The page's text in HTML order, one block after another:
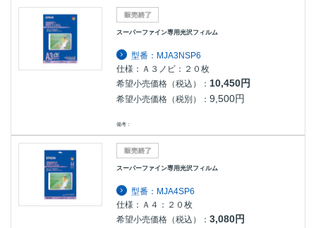
スーパーファイン専用光沢フィルム
型番：MJA3NSP6
仕様：Ａ３ノビ：２０枚
希望小売価格（税込）： 10,450円
希望小売価格（税別）： 9,500円
備考：
スーパーファイン専用光沢フィルム
型番：MJA4SP6
仕様：Ａ４：２０枚
希望小売価格（税込）：3,080円